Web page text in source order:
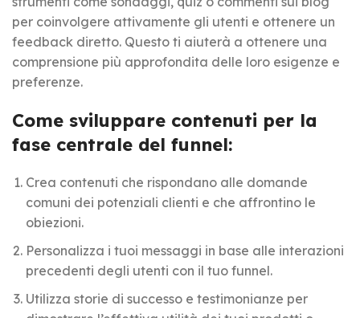
per coinvolgere attivamente gli utenti e ottenere un
feedback diretto. Questo ti aiuterà a ottenere una
comprensione più approfondita delle loro esigenze e
preferenze.
Come sviluppare contenuti per la
fase centrale del funnel:
Crea contenuti che rispondano alle domande
comuni dei potenziali clienti e che affrontino le
obiezioni.
Personalizza i tuoi messaggi in base alle interazioni
precedenti degli utenti con il tuo funnel.
Utilizza storie di successo e testimonianze per